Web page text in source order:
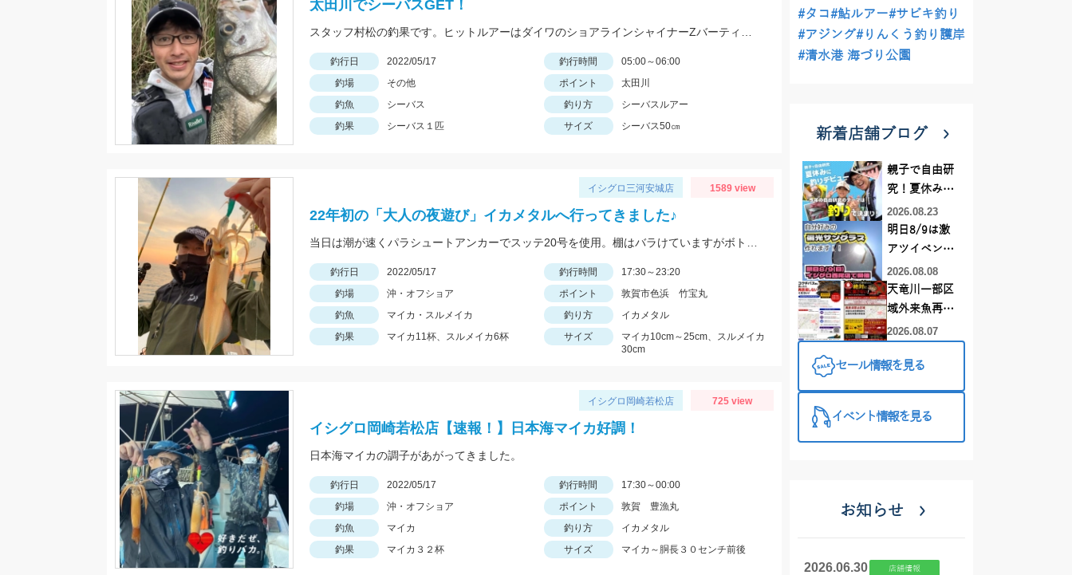
太田川でシーバスGET！
釣行日 2022/05/17 釣行時間
05:00～06:00
釣場
その他 ポイント
太田川
釣魚
シーバス 釣り方
シーバスルアー
釣果
シーバス１匹 サイズ シーバス50㎝
イシグロ三河安城店 1589 view
22年初の「大人の夜遊び」イカメタルへ行ってきました♪
釣行日 2022/05/17 釣行時間
17:30～23:20
釣場
沖・オフショア ポイント
敦賀市色浜 竹宝丸
釣魚
マイカ・スルメイカ 釣り方
イカメタル
釣果
マイカ11杯、スルメイカ6杯 サイズ
マイカ10cm～25cm、スルメイカ
30cm
イシグロ岡崎若松店 725 view
イシグロ岡崎若松店【速報！】日本海マイカ好調！
日本海マイカの調子があがってきました。
釣行日 2022/05/17 釣行時間
17:30～00:00
釣場
沖・オフショア ポイント
敦賀 豊漁丸
釣魚
マイカ 釣り方
イカメタル
釣果
マイカ３２杯 サイズ マイカ～胴長３０センチ前後
#タコ#鮎ルアー#サビキ釣り
#アジング#りんくう釣り護岸
#清水港 海づり公園
新着店舗ブログ
親子で自由研
究！夏休みに
釣りデビュー
2026.08.23
明日8/9は激
アツイベント
日！！！～オ
ーダー偏光グ
ラス受注会～
2026.08.08
天竜川一部区
域外来魚再放
流禁止となり
2026.08.07
セール情報を見る
イベント情報を見る
お知らせ
2026.06.30 店舗情報